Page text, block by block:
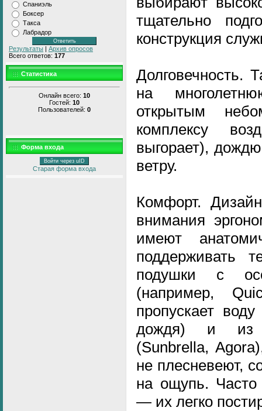
Спаниэль
Боксер
Такса
Лабрадор
Результаты | Архив опросов
Всего ответов: 177
Статистика
Онлайн всего: 10
Гостей: 10
Пользователей: 0
Форма входа
Войти через uID
Старая форма входа
тщательно
конструкция
Долговечность.
на
открытым
комплексу
выгорает),
ветру.
Комфорт.
внимания
имеют
поддерживать
подушки с
(например,
пропускает
дождя) и из
(Sunbrella,
не плесневеют,
на ощупь.
— их легко